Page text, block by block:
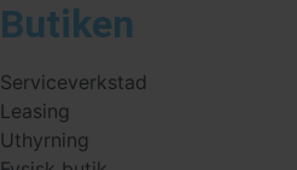
Butiken
Serviceverkstad
Leasing
Uthyrning